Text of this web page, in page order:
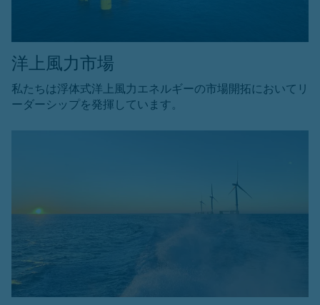
洋上風力市場
私たちは浮体式洋上風力エネルギーの市場開拓においてリ
ーダーシップを発揮しています。